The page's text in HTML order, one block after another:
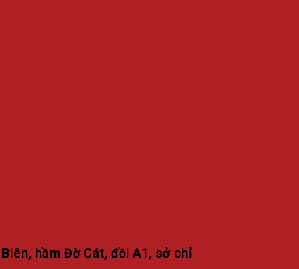
hầm Đờ Cát, đồi A1, sở chỉ